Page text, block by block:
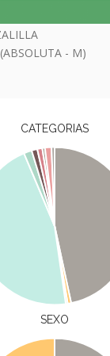
- M)
CATEGORIAS
SEXO